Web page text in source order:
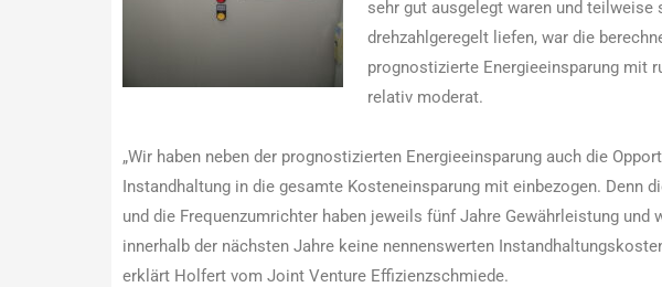
sehr gut ausgelegt waren und teilweise
drehzahlgeregelt liefen, war die
prognostizierte Energieeinsparung mit
relativ moderat.
„Wir haben neben der prognostizierten Energieeinsparung auch die
Instandhaltung in die gesamte Kosteneinsparung mit einbezogen. Denn
und die Frequenzumrichter haben jeweils fünf Jahre Gewährleistung und
innerhalb der nächsten Jahre keine nennenswerten
erklärt Holfert vom Joint Venture Effizienzschmiede.